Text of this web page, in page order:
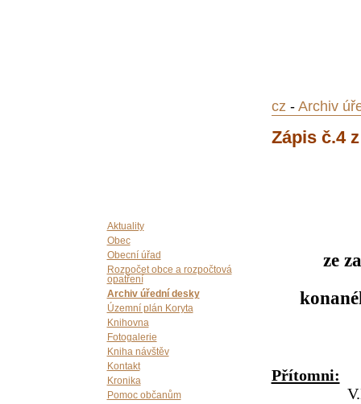
Aktuality
Obec
Obecní úřad
Rozpočet obce a rozpočtová
opatření
Archiv úřední desky
Územní plán Koryta
Knihovna
Fotogalerie
Kniha návštěv
Kontakt
Kronika
Pomoc občanům
cz - Archiv
Zápis č.4
ze
Přítomni: